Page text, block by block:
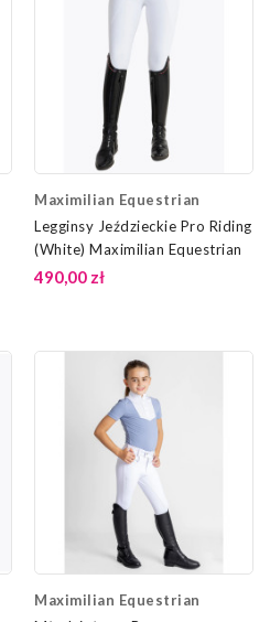
Maximilian Equestrian
Legginsy Jeździeckie Pro Riding
(White) Maximilian Equestrian
490,00 zł
Maximilian Equestrian